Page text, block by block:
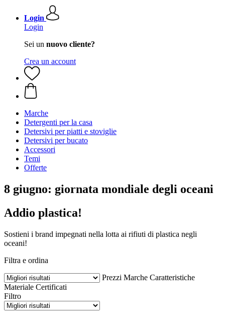
Login
Login
Sei un nuovo cliente?
Crea un account
Marche
Detergenti per la casa
Detersivi per piatti e stoviglie
Detersivi per bucato
Accessori
Temi
Offerte
8 giugno: giornata mondiale degli oceani
Addio plastica!
Sostieni i brand impegnati nella lotta ai rifiuti di plastica negli
oceani!
Filtra e ordina
Prezzi Marche Caratteristiche
Materiale Certificati
Filtro